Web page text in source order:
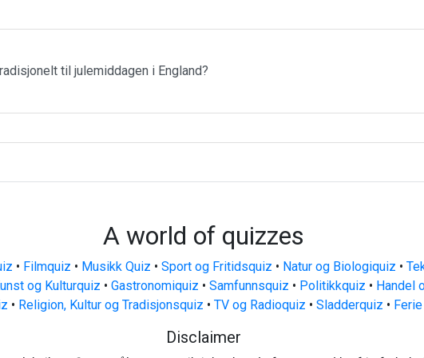
til julemiddagen i England?
A world of quizzes
• Filmquiz • Musikk Quiz • Sport og Fritidsquiz • Natur og Biologiquiz •
og Kulturquiz • Gastronomiquiz • Samfunnsquiz • Politikkquiz • Handel
• Religion, Kultur og Tradisjonsquiz • TV og Radioquiz • Sladderquiz •
Disclaimer